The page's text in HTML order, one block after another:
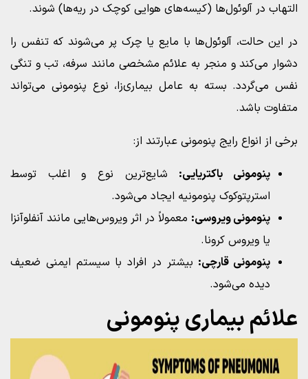
التهاب در آلوئول‌ها (کیسه‌های هوایی کوچک در ریه‌ها) شوند.
در این حالت، آلوئول‌ها با مایع یا چرک پر می‌شوند که تنفس را
دشوار می‌کند و منجر به علائم مشخصی مانند سرفه، تب و تنگی
نفس می‌گردد. بسته به عامل بیماری‌زا، نوع پنومونی می‌تواند
متفاوت باشد.
برخی از انواع رایج پنومونی عبارتند از:
پنومونی باکتریایی: شایع‌ترین نوع و اغلب توسط
استرپتوکوک پنومونیه ایجاد می‌شود.
پنومونی ویروسی: معمولاً در اثر ویروس‌هایی مانند آنفلوآنزا
یا ویروس کرونا.
پنومونی قارچی: بیشتر در افراد با سیستم ایمنی ضعیف
دیده می‌شود.
علائم بیماری پنومونی